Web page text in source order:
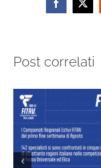
Facebook
X
Post correlati